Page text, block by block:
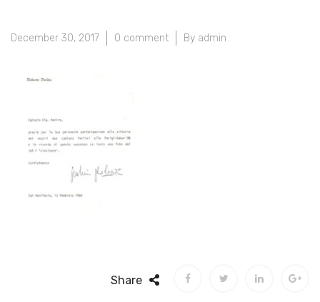
December 30, 2017 0 comment By admin
Share